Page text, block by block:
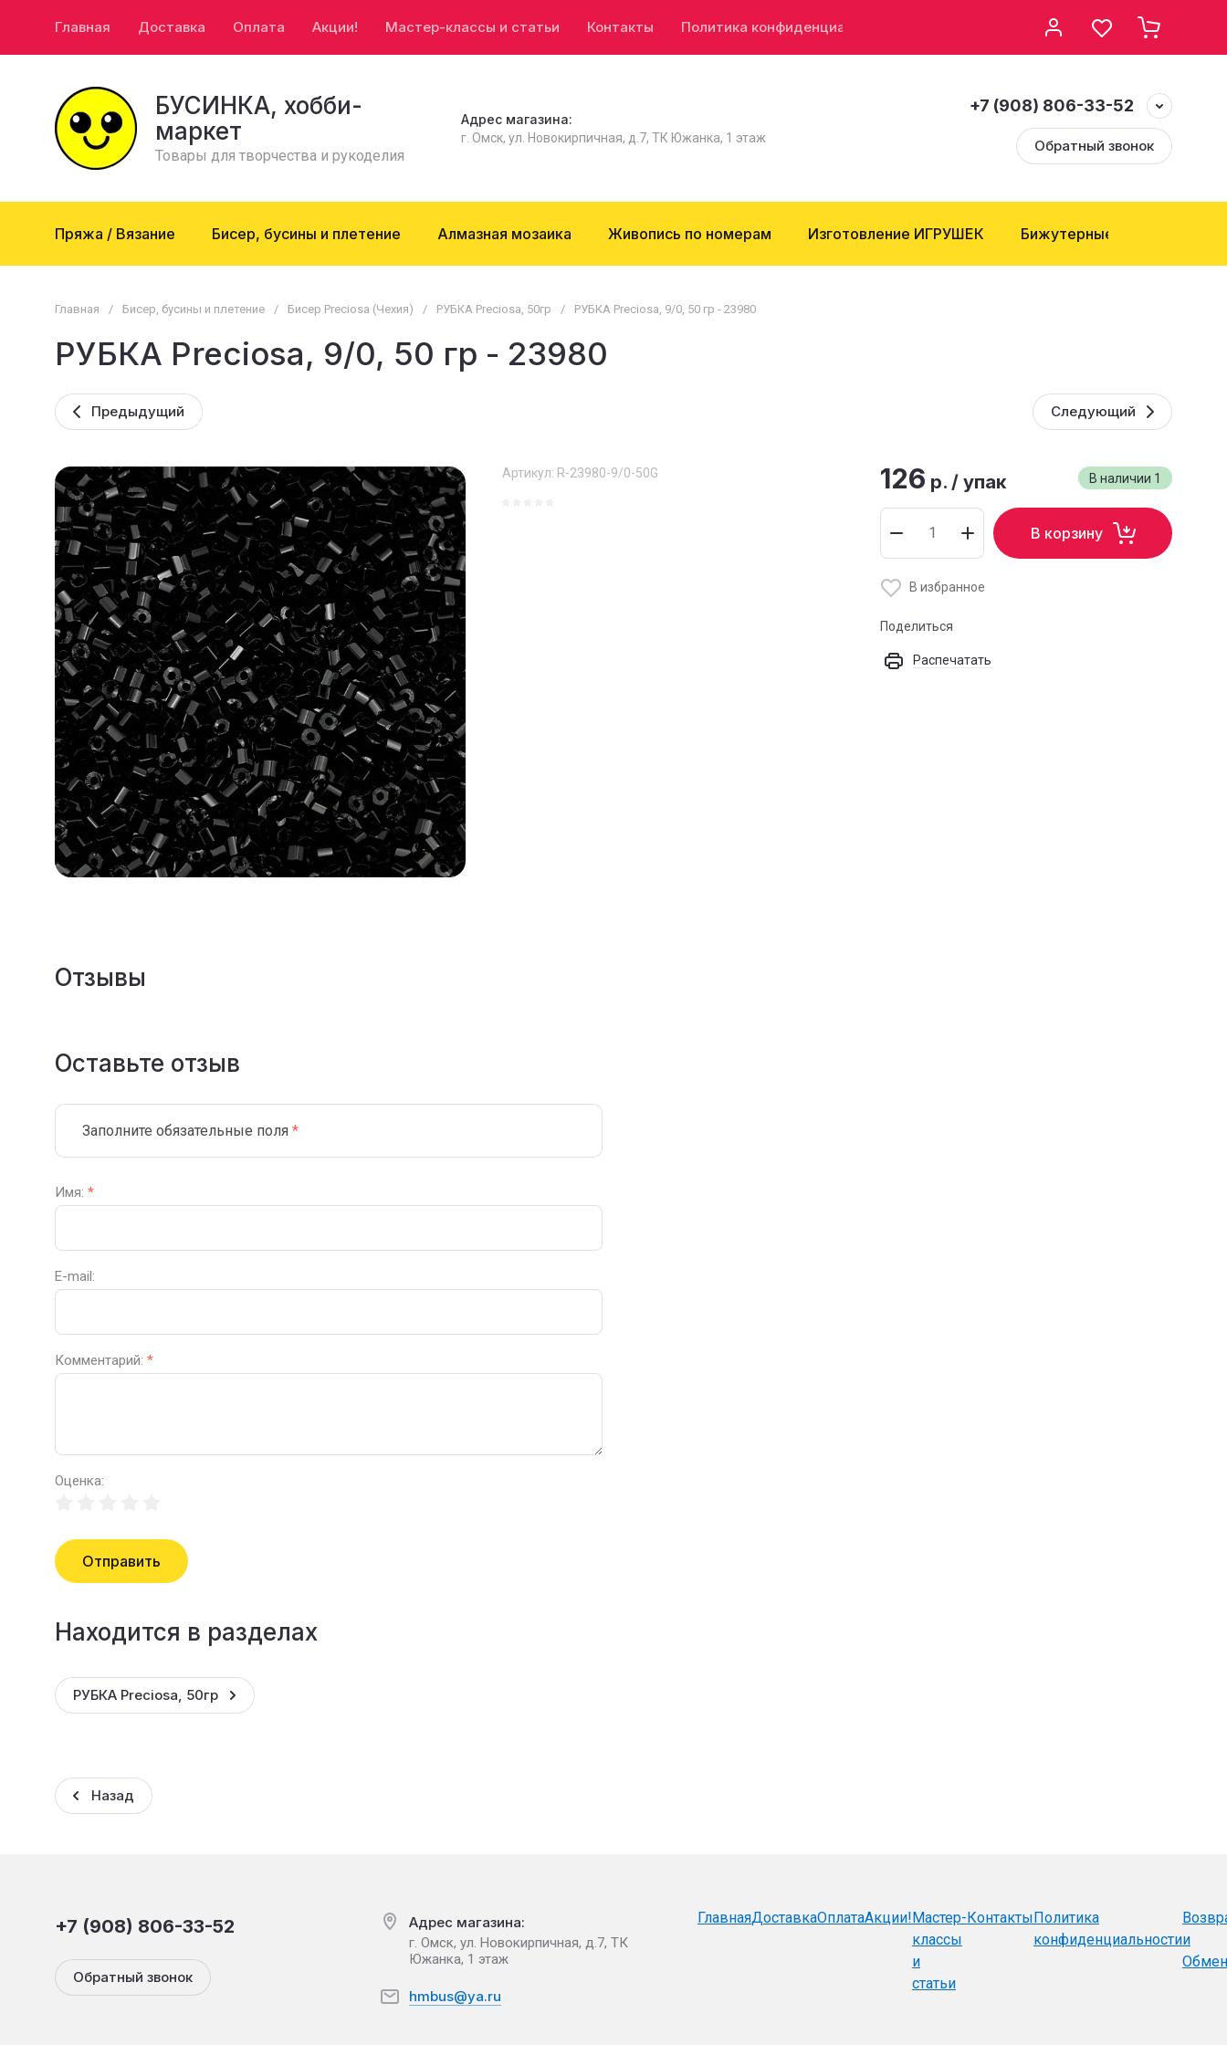
Главная Доставка Оплата Акции! Мастер-классы и статьи Контакты Политика конфиденциальности Возврат и Обмен
БУСИНКА, хобби-
маркет
Товары для творчества и рукоделия
Адрес магазина:
г. Омск, ул. Новокирпичная, д.7, ТК Южанка, 1 этаж
+7 (908) 806-33-52
Обратный звонок
Пряжа / Вязание Бисер, бусины и плетение Алмазная мозаика Живопись по номерам Изготовление ИГРУШЕК Бижутерные компоненты
Главная / Бисер, бусины и плетение / Бисер Preciosa (Чехия) / РУБКА Preciosa, 50гр / РУБКА Preciosa, 9/0, 50 гр - 23980
РУБКА Preciosa, 9/0, 50 гр - 23980
Предыдущий Следующий
Артикул: R-23980-9/0-50G В наличии 1
126 р. / упак
В корзину
В избранное
Поделиться
Распечатать
Отзывы
Оставьте отзыв
Заполните обязательные поля *
Имя: *
E-mail:
Комментарий: *
Оценка:
Отправить
Находится в разделах
РУБКА Preciosa, 50гр
Назад
+7 (908) 806-33-52
Обратный звонок
Адрес магазина:
г. Омск, ул. Новокирпичная, д.7, ТК
Южанка, 1 этаж
hmbus@ya.ru
ГлавнаяДоставкаОплатаАкции!Мастер-
классы
и
статьи
КонтактыПолитика
конфиденциальностии
Обмен